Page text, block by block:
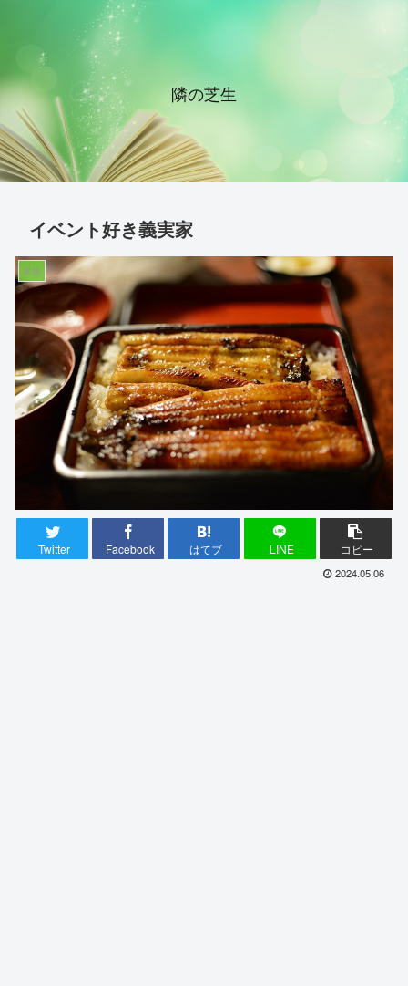
隣の芝生
イベント好き義実家
家族
Twitter Facebook はてブ LINE コピー
2024.05.06